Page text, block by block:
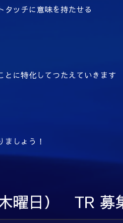
タッチに意味を持たせる
とに特化してつたえていきます
ましょう！
曜日） TR 募